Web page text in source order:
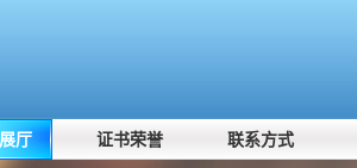
厅 证书荣誉 联系方式